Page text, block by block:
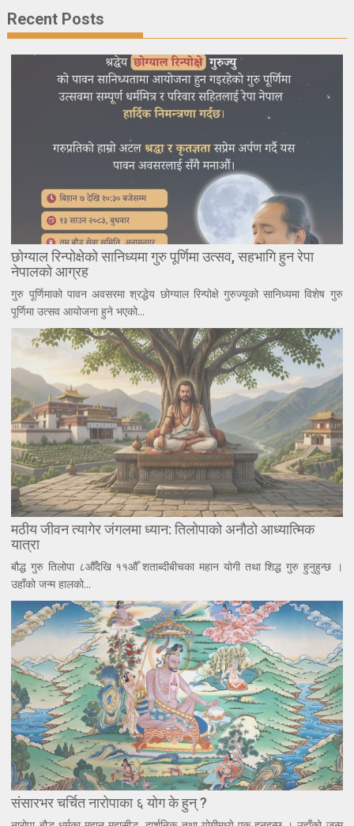
Recent Posts
छोग्याल रिन्पोक्षेको सानिध्यमा गुरु पूर्णिमा उत्सव, सहभागि हुन रेपा
नेपालको आग्रह
गुरु पूर्णिमाको पावन अवसरमा श्रद्धेय छोग्याल रिन्पोक्षे गुरुज्यूको सानिध्यमा विशेष गुरु
पूर्णिमा उत्सव आयोजना हुने भएको...
मठीय जीवन त्यागेर जंगलमा ध्यान: तिलोपाको अनौठो आध्यात्मिक
यात्रा
बौद्ध गुरु तिलोपा ८औँदेखि ११औँ शताब्दीबीचका महान योगी तथा शिद्ध गुरु हुनुहुन्छ ।
उहाँको जन्म हालको...
संसारभर चर्चित नारोपाका ६ योग के हुन् ?